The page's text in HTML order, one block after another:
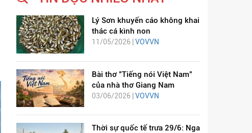
Lý Sơn khuyến cáo không khai
thác cá kình non
11/05/2026 | VOVVN
Bài thơ "Tiếng nói Việt Nam"
của nhà thơ Giang Nam
03/06/2026 |VOVVN
Thời sự quốc tế trưa 29/6: Nga